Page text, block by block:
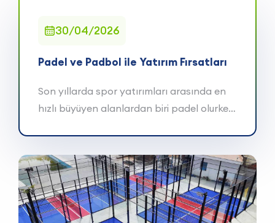
30/04/2026
Padel ve Padbol ile Yatırım Fırsatları
Son yıllarda spor yatırımları arasında en
hızlı büyüyen alanlardan biri padel olurken,